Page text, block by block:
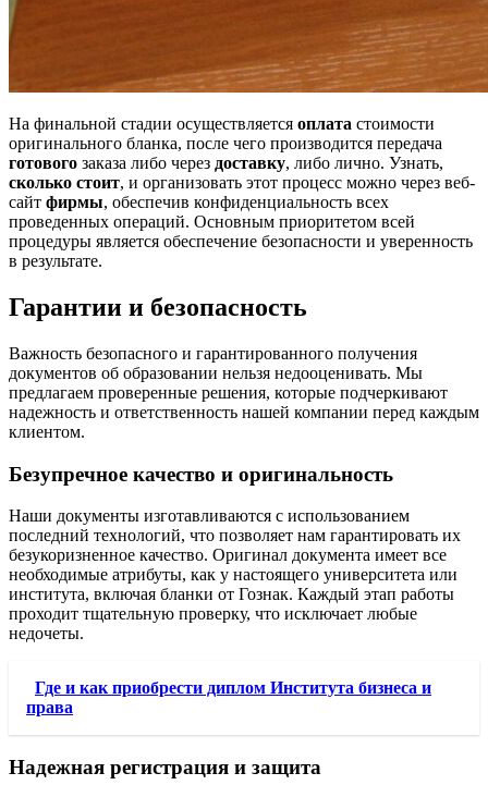
На финальной стадии осуществляется оплата стоимости
оригинального бланка, после чего производится передача
готового заказа либо через доставку, либо лично. Узнать,
сколько стоит, и организовать этот процесс можно через веб-
сайт фирмы, обеспечив конфиденциальность всех
проведенных операций. Основным приоритетом всей
процедуры является обеспечение безопасности и уверенность
в результате.
Гарантии и безопасность
Важность безопасного и гарантированного получения
документов об образовании нельзя недооценивать. Мы
предлагаем проверенные решения, которые подчеркивают
надежность и ответственность нашей компании перед каждым
клиентом.
Безупречное качество и оригинальность
Наши документы изготавливаются с использованием
последний технологий, что позволяет нам гарантировать их
безукоризненное качество. Оригинал документа имеет все
необходимые атрибуты, как у настоящего университета или
института, включая бланки от Гознак. Каждый этап работы
проходит тщательную проверку, что исключает любые
недочеты.
Где и как приобрести диплом Института бизнеса и
права
Надежная регистрация и защита